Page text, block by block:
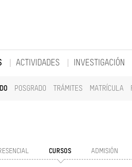
POSGRADO TRÁMITES MATRÍCULA
ACTIVIDADES INVESTIGACIÓN
CURSOS ADMISIÓN